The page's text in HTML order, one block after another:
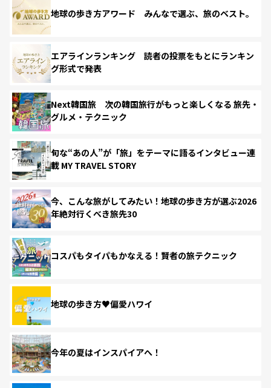
地球の歩き方アワード みんなで選ぶ、旅のベスト。
エアラインランキング 読者の投票をもとにランキン
グ形式で発表
Next韓国旅 次の韓国旅行がもっと楽しくなる 旅先・
グルメ・テクニック
旬な“あの人”が「旅」をテーマに語るインタビュー連
載 MY TRAVEL STORY
今、こんな旅がしてみたい！地球の歩き方が選ぶ2026
年絶対行くべき旅先30
コスパもタイパもかなえる！賢者の旅テクニック
地球の歩き方♥偏愛ハワイ
今年の夏はインスパイアへ！